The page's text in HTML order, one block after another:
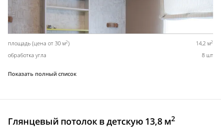
площадь (цена от 30 м2) 14,2 м2
обработка угла 8 шт
Показать полный список
Глянцевый потолок в детскую 13,8 м2